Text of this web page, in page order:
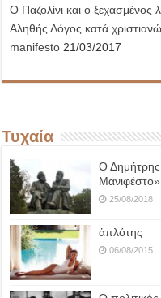
Ο Παζολίνι και ο ξεχασμένος
Αληθής Λόγος κατά
manifesto 21/03/2017
Τυχαία
Ο Δημήτρης
Μανιφέστο»
25/08/2018
ἁπλότης
06/08/2015